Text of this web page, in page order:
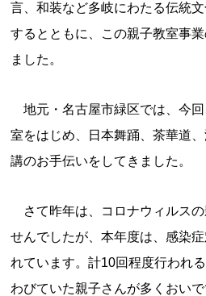
言、和装など多岐にわたる伝統
するとともに、この親子教室事
ました。
地元・名古屋市緑区では、今
室をはじめ、日本舞踊、茶華道
講のお手伝いをしてきました。
さて昨年は、コロナウィルスの
せんでしたが、本年度は、感染
れています。計10回程度行われ
わびていた親子さんが多くおい